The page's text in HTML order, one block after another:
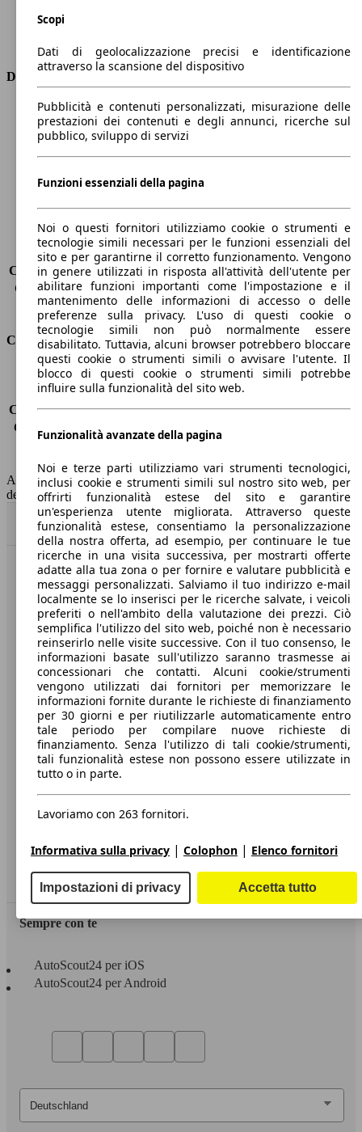
Trasmissione
Dimensioni
Lunghezza
4400 mm
Altezza
1500 mm
Larghezza
Peso massimo
2045 kg
Sedili
5
Carico sul tetto
-
Capacità di traino (senza freni) -
Capacità di traino (con freni)
1600 kg
Volume del bagagliaio
375 - 1354 l
Consumi
Emissioni di CO2*
114 g/km (komb.)
Consumo (urbano)
5.3 l/100km
Consumo (extra-urbano) 3.9 l/100km
Consumo (combinato)*
4.4 l/100km
Capacità del serbatoio
47 l
AutoScout24 non si assume alcuna responsabilità per la correttezza
dei dati.
Torna su
Benvenuti su AutoScout24, il mercato auto europeo.
Società
A proposito di AutoScout24
Stampa
Media
Condizioni generali
Informazioni
Privacy
Dichiarazione di Accessibilità
Servizi
Area rivenditori
Sempre con te
AutoScout24 per iOS
AutoScout24 per Android
Scopi
Dati di geolocalizzazione precisi e identificazione
attraverso la scansione del dispositivo
Pubblicità e contenuti personalizzati, misurazione delle
prestazioni dei contenuti e degli annunci, ricerche sul
pubblico, sviluppo di servizi
Funzioni essenziali della pagina
Noi o questi fornitori utilizziamo cookie o strumenti e
tecnologie simili necessari per le funzioni essenziali del
sito e per garantirne il corretto funzionamento. Vengono
in genere utilizzati in risposta all'attività dell'utente per
abilitare funzioni importanti come l'impostazione e il
mantenimento delle informazioni di accesso o delle
preferenze sulla privacy. L'uso di questi cookie o
tecnologie simili non può normalmente essere
disabilitato. Tuttavia, alcuni browser potrebbero bloccare
questi cookie o strumenti simili o avvisare l'utente. Il
blocco di questi cookie o strumenti simili potrebbe
influire sulla funzionalità del sito web.
Funzionalità avanzate della pagina
Noi e terze parti utilizziamo vari strumenti tecnologici,
inclusi cookie e strumenti simili sul nostro sito web, per
offrirti funzionalità estese del sito e garantire
un'esperienza utente migliorata. Attraverso queste
funzionalità estese, consentiamo la personalizzazione
della nostra offerta, ad esempio, per continuare le tue
ricerche in una visita successiva, per mostrarti offerte
adatte alla tua zona o per fornire e valutare pubblicità e
messaggi personalizzati. Salviamo il tuo indirizzo e-mail
localmente se lo inserisci per le ricerche salvate, i veicoli
preferiti o nell'ambito della valutazione dei prezzi. Ciò
semplifica l'utilizzo del sito web, poiché non è necessario
reinserirlo nelle visite successive. Con il tuo consenso, le
informazioni basate sull'utilizzo saranno trasmesse ai
concessionari che contatti. Alcuni cookie/strumenti
vengono utilizzati dai fornitori per memorizzare le
informazioni fornite durante le richieste di finanziamento
per 30 giorni e per riutilizzarle automaticamente entro
tale periodo per compilare nuove richieste di
finanziamento. Senza l'utilizzo di tali cookie/strumenti,
tali funzionalità estese non possono essere utilizzate in
tutto o in parte.
Lavoriamo con 263 fornitori.
Informativa sulla privacy | Colophon | Elenco fornitori
Impostazioni di privacy Accetta tutto